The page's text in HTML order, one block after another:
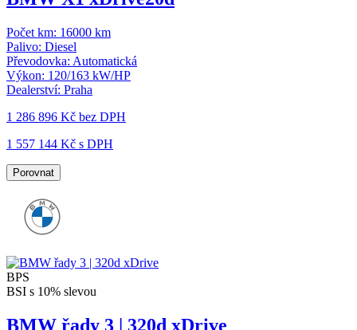
Počet km: 16000 km
Palivo: Diesel
Převodovka: Automatická
Výkon: 120/163 kW/HP
Dealerství: Praha
1 286 896 Kč bez DPH
1 557 144 Kč s DPH
Porovnat
BPS
BSI s 10% slevou
BMW řady 3 | 320d xDrive